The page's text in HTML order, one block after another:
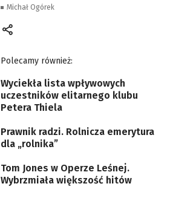
Michał Ogórek
Polecamy również:
Wyciekła lista wpływowych
uczestników elitarnego klubu
Petera Thiela
Prawnik radzi. Rolnicza emerytura
dla „rolnika”
Tom Jones w Operze Leśnej.
Wybrzmiała większość hitów